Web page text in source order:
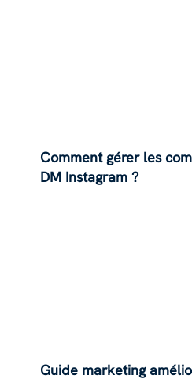
Comment gérer les
DM Instagram ?
Guide marketing